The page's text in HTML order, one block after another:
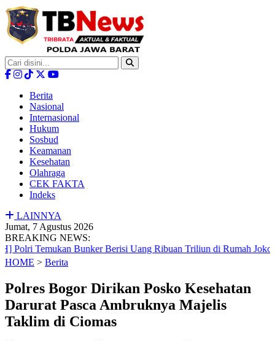
Berita
Nasional
Internasional
Hukum
Sosbud
Keamanan
Kesehatan
Olahraga
CEK FAKTA
Indeks
LAINNYA
Jumat, 7 Agustus 2026
BREAKING NEWS:
Bunker Berisi Uang Ribuan Triliun di Rumah Jokowi|
HOME > Berita
Polres Bogor Dirikan Posko Kesehatan
Darurat Pasca Ambruknya Majelis
Taklim di Ciomas